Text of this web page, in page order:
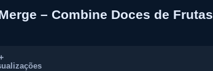
– Combine Doces de Frutas